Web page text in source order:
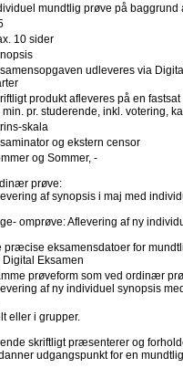
mundtlig prøve på baggrund
10 sider
udleveres via
produkt afleveres på en
min. pr. studerende, inkl. votering,
skala
og ekstern censor
og Sommer, -
prøve:
af synopsis i maj med
omprøve: Aflevering af ny
præcise eksamensdatoer for
Digital Eksamen
prøveform som ved ordinær
af ny individuel synopsis
eller i grupper.
skriftligt præsenterer og
udgangspunkt for en